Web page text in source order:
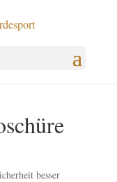
besser